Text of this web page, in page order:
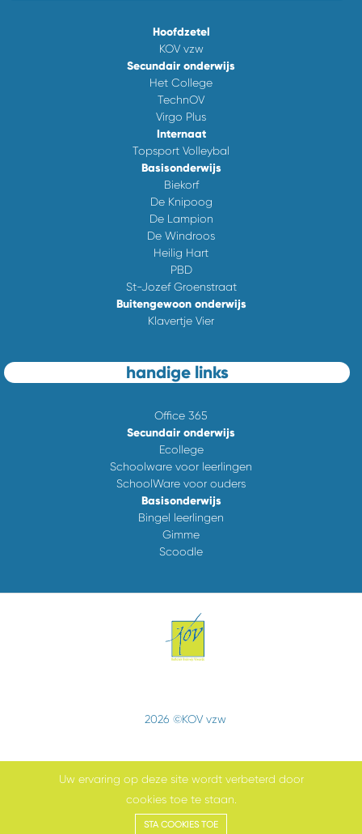
Hoofdzetel
KOV vzw
Secundair onderwijs
Het College
TechnOV
Virgo Plus
Internaat
Topsport Volleybal
Basisonderwijs
Biekorf
De Knipoog
De Lampion
De Windroos
Heilig Hart
PBD
St-Jozef Groenstraat
Buitengewoon onderwijs
Klavertje Vier
handige links
Office 365
Secundair onderwijs
Ecollege
Schoolware voor leerlingen
SchoolWare voor ouders
Basisonderwijs
Bingel leerlingen
Gimme
Scoodle
2026 ©KOV vzw
Cookiebeleid
Uw ervaring op deze site wordt verbeterd door
cookies toe te staan.
STA COOKIES TOE